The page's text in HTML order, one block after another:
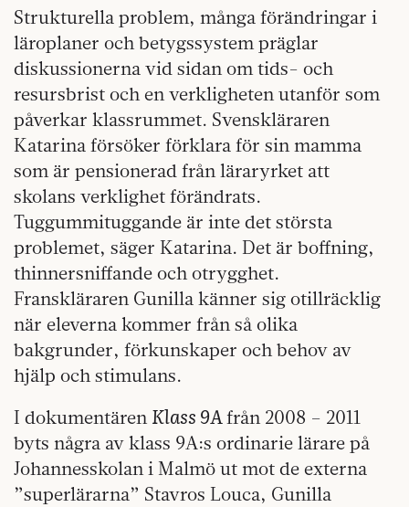
Strukturella problem, många förändringar i
läroplaner och betygssystem präglar
diskussionerna vid sidan om tids- och
resursbrist och en verkligheten utanför som
påverkar klassrummet. Svenskläraren
Katarina försöker förklara för sin mamma
som är pensionerad från läraryrket att
skolans verklighet förändrats.
Tuggummituggande är inte det största
problemet, säger Katarina. Det är boffning,
thinnersniffande och otrygghet.
Franskläraren Gunilla känner sig otillräcklig
när eleverna kommer från så olika
bakgrunder, förkunskaper och behov av
hjälp och stimulans.
I dokumentären Klass 9Afrån 2008 – 2011
byts några av klass 9A:s ordinarie lärare på
Johannesskolan i Malmö ut mot de externa
”superlärarna” Stavros Louca, Gunilla